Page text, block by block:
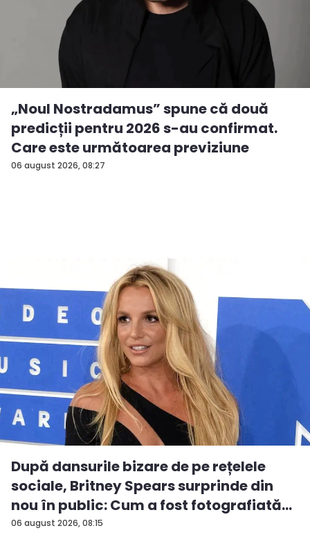
06 august 2026, 08:27
„Noul Nostradamus” spune că două
predicții pentru 2026 s-au confirmat.
Care este următoarea previziune
06 august 2026, 08:15
După dansurile bizare de pe rețelele
sociale, Britney Spears surprinde din
nou în public: Cum a fost fotografiată
î...